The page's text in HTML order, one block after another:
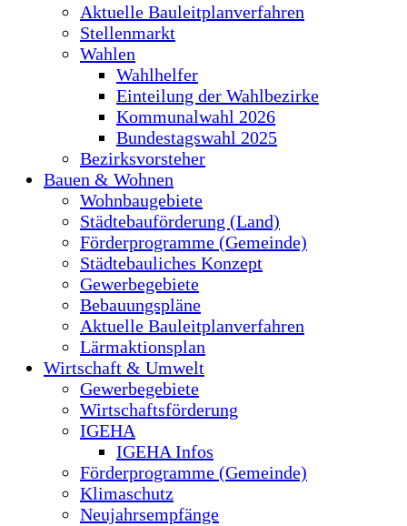
Aktuelle Bauleitplanverfahren
Stellenmarkt
Wahlen
Wahlhelfer
Einteilung der Wahlbezirke
Kommunalwahl 2026
Bundestagswahl 2025
Bezirksvorsteher
Bauen & Wohnen
Wohnbaugebiete
Städtebauförderung (Land)
Förderprogramme (Gemeinde)
Städtebauliches Konzept
Gewerbegebiete
Bebauungspläne
Aktuelle Bauleitplanverfahren
Lärmaktionsplan
Wirtschaft & Umwelt
Gewerbegebiete
Wirtschaftsförderung
IGEHA
IGEHA Infos
Förderprogramme (Gemeinde)
Klimaschutz
Neujahrsempfänge